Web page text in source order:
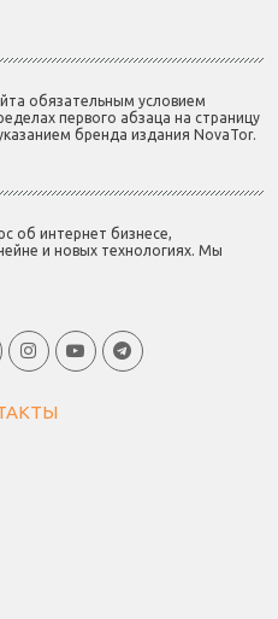
обязательным условием
первого абзаца на страницу
бренда издания NovaTor.
об интернет бизнесе,
и новых технологиях. Мы